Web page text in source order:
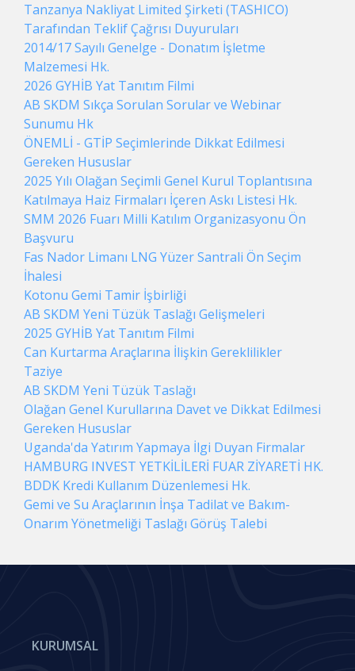
Tanzanya Nakliyat Limited Şirketi (TASHICO)
Tarafından Teklif Çağrısı Duyuruları
2014/17 Sayılı Genelge - Donatım İşletme
Malzemesi Hk.
2026 GYHİB Yat Tanıtım Filmi
AB SKDM Sıkça Sorulan Sorular ve Webinar
Sunumu Hk
ÖNEMLİ - GTİP Seçimlerinde Dikkat Edilmesi
Gereken Hususlar
2025 Yılı Olağan Seçimli Genel Kurul Toplantısına
Katılmaya Haiz Firmaları İçeren Askı Listesi Hk.
SMM 2026 Fuarı Milli Katılım Organizasyonu Ön
Başvuru
Fas Nador Limanı LNG Yüzer Santrali Ön Seçim
İhalesi
Kotonu Gemi Tamir İşbirliği
AB SKDM Yeni Tüzük Taslağı Gelişmeleri
2025 GYHİB Yat Tanıtım Filmi
Can Kurtarma Araçlarına İlişkin Gereklilikler
Taziye
AB SKDM Yeni Tüzük Taslağı
Olağan Genel Kurullarına Davet ve Dikkat Edilmesi
Gereken Hususlar
Uganda'da Yatırım Yapmaya İlgi Duyan Firmalar
HAMBURG INVEST YETKİLİLERİ FUAR ZİYARETİ HK.
BDDK Kredi Kullanım Düzenlemesi Hk.
Gemi ve Su Araçlarının İnşa Tadilat ve Bakım-
Onarım Yönetmeliği Taslağı Görüş Talebi
KURUMSAL